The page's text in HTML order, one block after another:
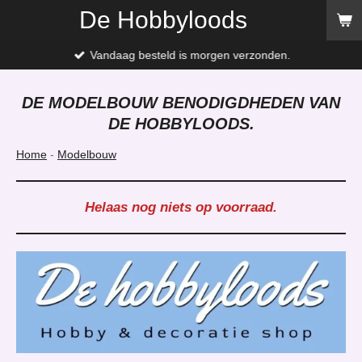
de
De Hobbyloods
Vandaag besteld is morgen verzonden.
DE MODELBOUW BENODIGDHEDEN VAN
DE HOBBYLOODS.
Home - Modelbouw
Helaas nog niets op voorraad.